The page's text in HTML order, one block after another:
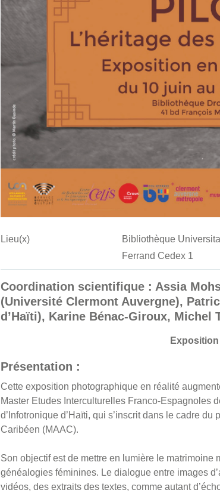
Lieu(x)
Bibliothèque
Ferrand Cedex 1
Coordination scientifique : Assia
(Université Clermont Auvergne),
d’Haïti), Karine Bénac-Giroux,
Présentation :
Cette exposition photographique en réalité
Master Etudes Interculturelles Franco-Espagnoles
d’Infotronique d’Haïti, qui s’inscrit dans le cadre
Caribéen (MAAC).
Son objectif est de mettre en lumière le matrimoine
généalogies féminines. Le dialogue entre images
vidéos, des extraits des textes, comme autant